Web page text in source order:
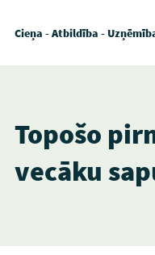
Cieņa - Atbildība -
Topošo
vecāku